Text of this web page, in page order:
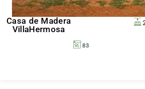
Casa de Madera
VillaHermosa
83